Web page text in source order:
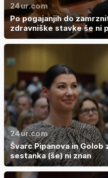
24ur.com
Po pogajanjih do
zdravniške stavke še ni
24ur.com
Švarc Pipanova in
sestanka (še) ni znan